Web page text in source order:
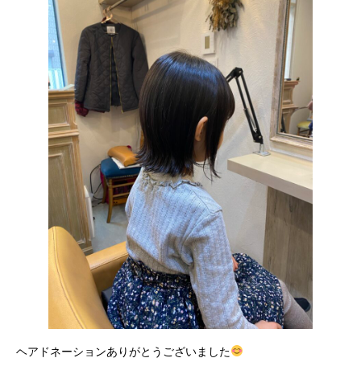
ヘアドネーションありがとうございました